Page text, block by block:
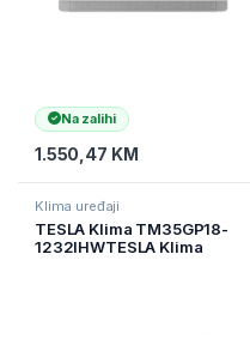
Na zalihi
1.550,47 KM
Klima uređaji
TESLA Klima TM35GP18-
1232IHWTESLA Klima